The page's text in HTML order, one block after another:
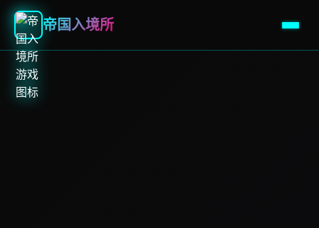
帝国入境所